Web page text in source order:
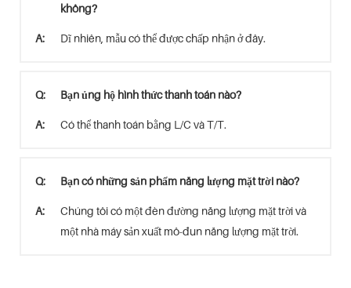
không?
A: Dĩ nhiên, mẫu có thể được chấp nhận ở đây.
Q: Bạn ủng hộ hình thức thanh toán nào?
A: Có thể thanh toán bằng L/C và T/T.
Q: Bạn có những sản phẩm năng lượng mặt trời nào?
A:
Chúng tôi có một đèn đường năng lượng mặt trời và
một nhà máy sản xuất mô-đun năng lượng mặt trời.